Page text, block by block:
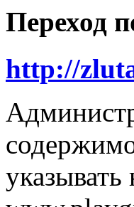
Переход
http://